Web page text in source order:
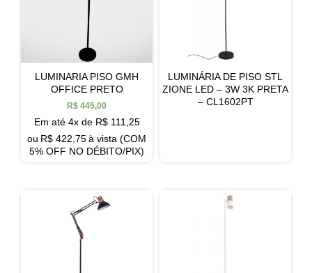
LUMINARIA PISO GMH
OFFICE PRETO
R$ 445,00
Em até 4x de R$111,25
ou R$ 422,75à vista (COM
5% OFF NO DÉBITO/PIX)
LUMINÁRIA DE PISO STL
ZIONE LED – 3W 3K PRETA
– CL1602PT